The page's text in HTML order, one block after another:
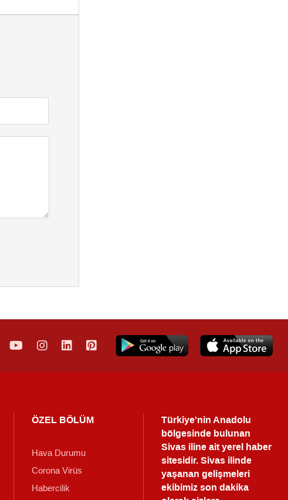
ÖZEL BÖLÜM
Hava Durumu
Corona Virüs
Habercilik
Türkiye'nin Anadolu
bölgesinde bulunan
Sivas iline ait yerel haber
sitesidir. Sivas ilinde
yaşanan gelişmeleri
ekibimiz son dakika